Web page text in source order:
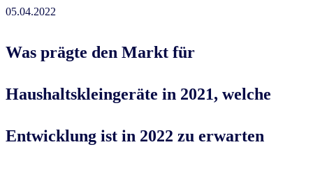
05.04.2022
Was prägte den Markt für
Haushaltskleingeräte in 2021, welche
Entwicklung ist in 2022 zu erwarten